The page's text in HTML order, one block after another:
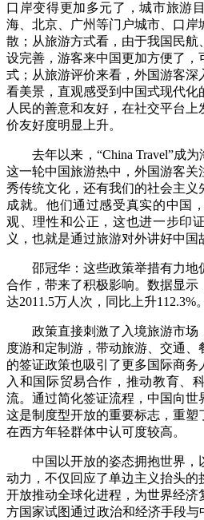
口岸变得更加多元了，城市旅游
海、北京、广州等门户城市、口
散；从旅游方式看，由于我国民航
设完善，游客来中国更加方便了
式；从旅游评价来看，外国游客深
看美景，直观感受到中国式现代化
人民的善意和友好，在社交平台
价友好度明显上升。
去年以来，“China Travel”成为
这一轮中国旅游热中，外国游客
秀传统文化，还有我们的社会主义
成就。他们通过感受真实的中国
观、理性和公正，这也进一步印
义，也就是通过旅游对外讲好中国
邵冠华：这些政策举措有力地
合作，带来了积极影响。数据显示
达2011.5万人次，同比上升112.3%。
政策直接刺激了入境旅游市场
度游和定制游，带动旅游、交通、
的签证政策也吸引了更多国际商
入和国际贸易合作，推动教育、
流。通过简化签证流程，中国向世
这是制度型开放的重要标志，重
在西方年轻群体中认可度较高。
中国以开放的姿态拥抱世界，
动力，不仅回应了单边主义抬头
开放推动全球化进程，为世界经
方国家试图通过政治和经济手段与